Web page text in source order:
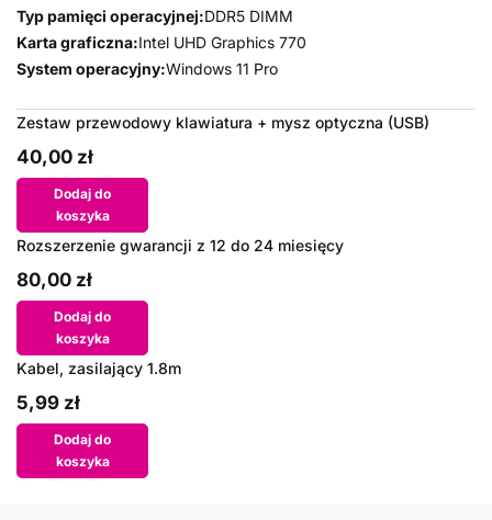
Typ pamięci operacyjnej:DDR5 DIMM
Karta graficzna:Intel UHD Graphics 770
System operacyjny:Windows 11 Pro
Zestaw przewodowy klawiatura + mysz optyczna (USB)
40,00 zł
Dodaj do
koszyka
Rozszerzenie gwarancji z 12 do 24 miesięcy
80,00 zł
Dodaj do
koszyka
Kabel, zasilający 1.8m
5,99 zł
Dodaj do
koszyka